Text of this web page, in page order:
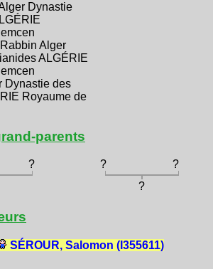
Dynastie
Rabbin Alger
ALGÉRIE
Dynastie des
Royaume de
parents
? ?
?
?
SÉROUR, Salomon (I355611)